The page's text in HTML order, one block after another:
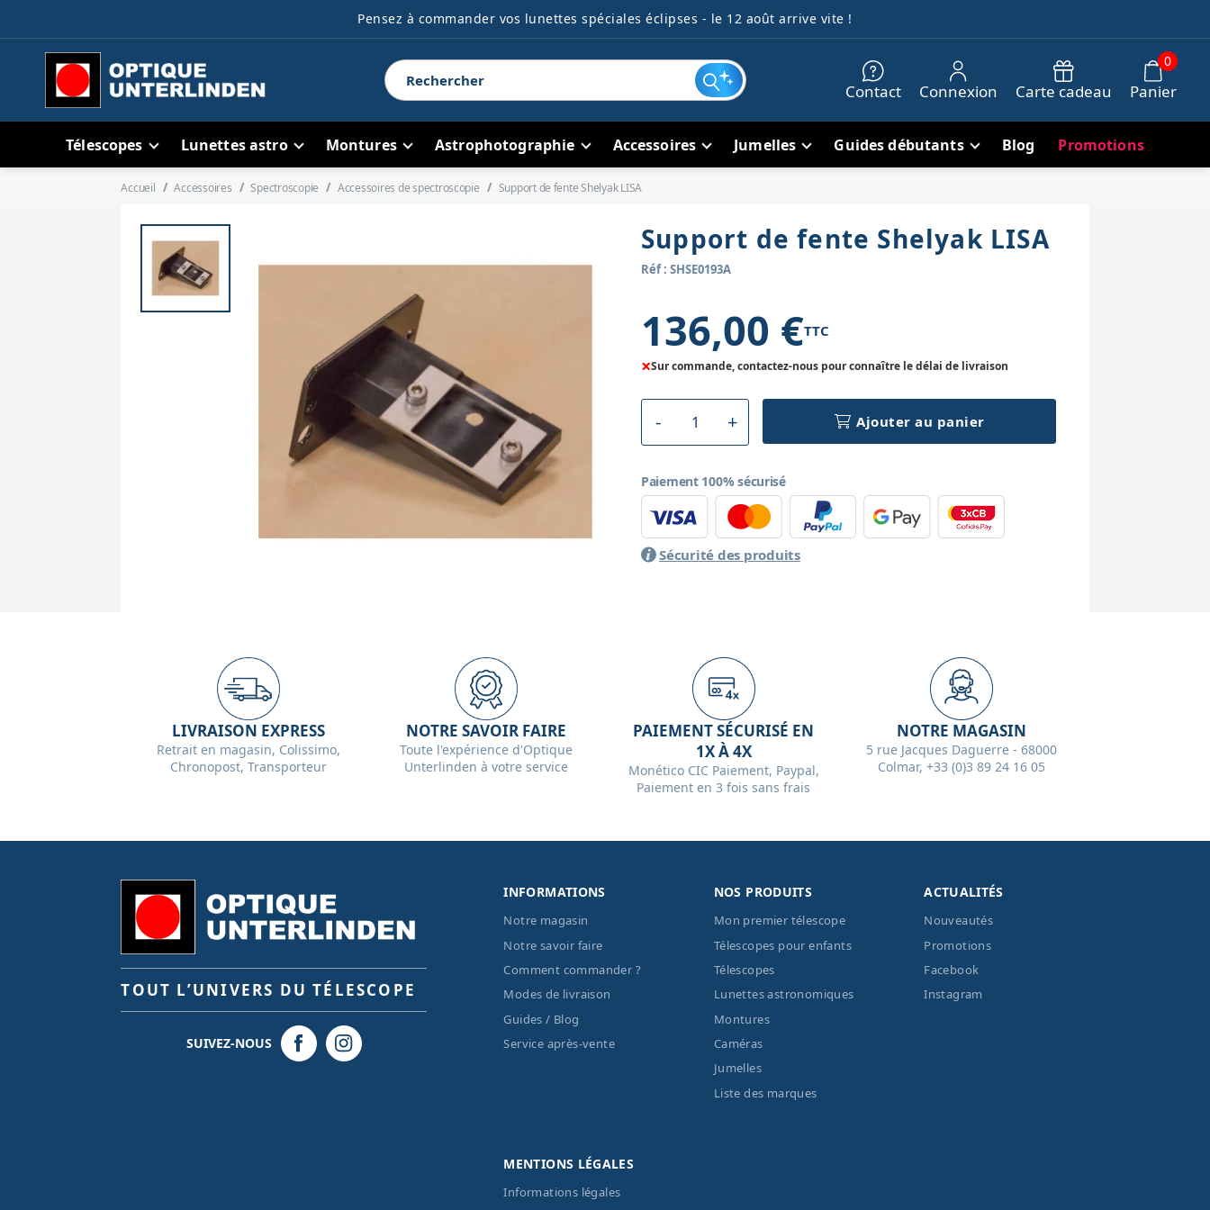
Pensez à commander vos lunettes spéciales éclipses - le 12 août arrive vite !
Contact Connexion Carte cadeau Panier
0
Télescopes Lunettes astro Montures Astrophotographie Accessoires Jumelles Guides débutants Blog Promotions
Accueil Accessoires Spectroscopie Accessoires de spectroscopie Support de fente Shelyak LISA
Support de fente Shelyak LISA
Réf : SHSE0193A
136,00 €TTC
×Sur commande, contactez-nous pour connaître le délai de livraison
Ajouter au panier
Paiement 100% sécurisé
Sécurité des produits
LIVRAISON EXPRESS
Retrait en magasin, Colissimo,
Chronopost, Transporteur
NOTRE SAVOIR FAIRE
Toute l'expérience d'Optique
Unterlinden à votre service
PAIEMENT SÉCURISÉ EN
1X À 4X
Monético CIC Paiement, Paypal,
Paiement en 3 fois sans frais
NOTRE MAGASIN
5 rue Jacques Daguerre - 68000
Colmar, +33 (0)3 89 24 16 05
TOUT L’UNIVERS DU TÉLESCOPE
SUIVEZ-NOUS
INFORMATIONS
Notre magasin
Notre savoir faire
Comment commander ?
Modes de livraison
Guides / Blog
Service après-vente
NOS PRODUITS
Mon premier télescope
Télescopes pour enfants
Télescopes
Lunettes astronomiques
Montures
Caméras
Jumelles
Liste des marques
ACTUALITÉS
Nouveautés
Promotions
Facebook
Instagram
MENTIONS LÉGALES
Informations légales